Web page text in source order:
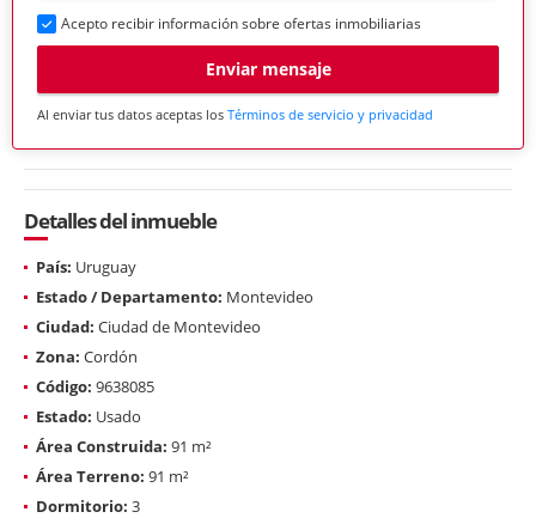
Acepto recibir información sobre ofertas inmobiliarias
Enviar mensaje
Al enviar tus datos aceptas los Términos de servicio y privacidad
Detalles del inmueble
País: Uruguay
Estado / Departamento: Montevideo
Ciudad: Ciudad de Montevideo
Zona: Cordón
Código: 9638085
Estado: Usado
Área Construida: 91 m²
Área Terreno: 91 m²
Dormitorio: 3